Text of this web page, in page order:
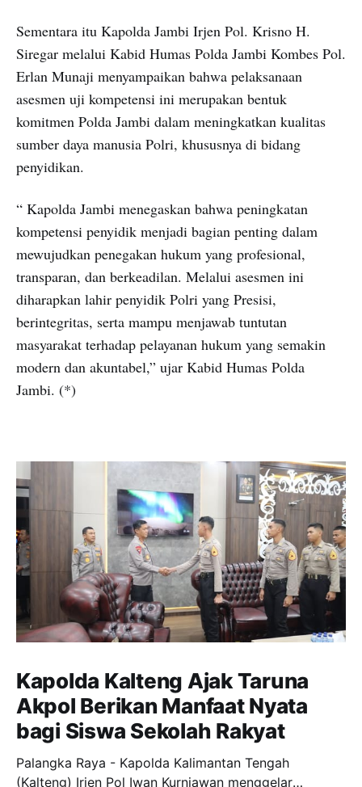
Sementara itu Kapolda Jambi Irjen Pol. Krisno H.
Siregar melalui Kabid Humas Polda Jambi Kombes Pol.
Erlan Munaji menyampaikan bahwa pelaksanaan
asesmen uji kompetensi ini merupakan bentuk
komitmen Polda Jambi dalam meningkatkan kualitas
sumber daya manusia Polri, khususnya di bidang
penyidikan.
“ Kapolda Jambi menegaskan bahwa peningkatan
kompetensi penyidik menjadi bagian penting dalam
mewujudkan penegakan hukum yang profesional,
transparan, dan berkeadilan. Melalui asesmen ini
diharapkan lahir penyidik Polri yang Presisi,
berintegritas, serta mampu menjawab tuntutan
masyarakat terhadap pelayanan hukum yang semakin
modern dan akuntabel,” ujar Kabid Humas Polda
Jambi. (*)
Kapolda Kalteng Ajak Taruna
Akpol Berikan Manfaat Nyata
bagi Siswa Sekolah Rakyat
Palangka Raya - Kapolda Kalimantan Tengah
(Kalteng) Irjen Pol Iwan Kurniawan menggelar